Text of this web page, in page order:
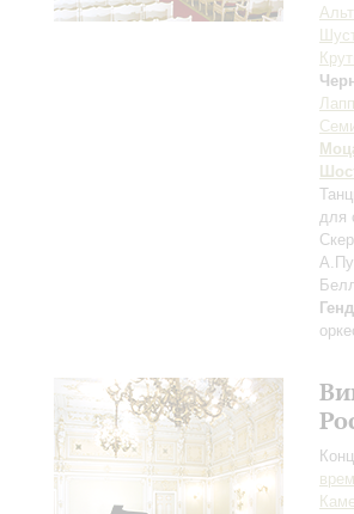
для